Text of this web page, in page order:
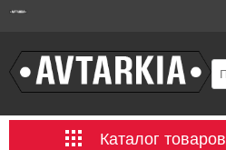
Каталог товаров